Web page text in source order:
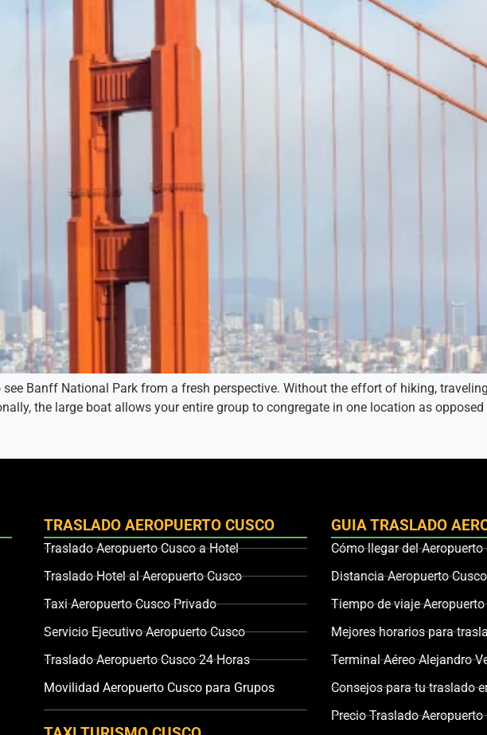
Banff National Park from a fresh perspective. Without the effort of hiking,
the large boat allows your entire group to congregate in one location as
TRASLADO AEROPUERTO CUSCO
Traslado Aeropuerto Cusco a Hotel
Traslado Hotel al Aeropuerto Cusco
Taxi Aeropuerto Cusco Privado
Servicio Ejecutivo Aeropuerto Cusco
Traslado Aeropuerto Cusco 24 Horas
Movilidad Aeropuerto Cusco para Grupos
GUIA TRASLADO
Cómo llegar del
Distancia Aeropuerto
Tiempo de viaje
Mejores horarios para
Terminal Aéreo Alejandro
Consejos para tu traslado
Precio Traslado Aeropuerto